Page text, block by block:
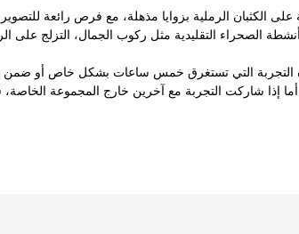
على الكثبان الرملية بزوايا مذهلة، مع فرص رائعة
الصحراء التقليدية مثل ركوب الجمال، التزلج
التجربة التي تستغرق خمس ساعات بشكل خاص أو ضمن